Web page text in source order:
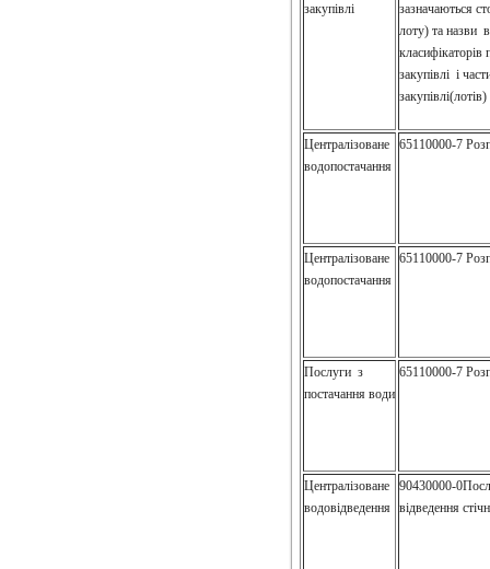
закупівлі
зазначаються
лоту) та назви
класифікаторів
закупівлі і
Централізоване
водопостачання
65110000-7
Централізоване
водопостачання
65110000-7
Послуги з
постачання води
65110000-7
Централізоване
водовідведення
90430000-
відведення